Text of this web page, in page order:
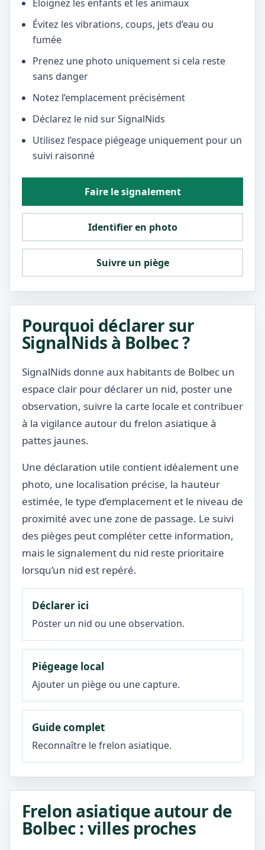
Éloignez les enfants et les animaux
Évitez les vibrations, coups, jets d’eau ou
fumée
Prenez une photo uniquement si cela reste
sans danger
Notez l’emplacement précisément
Déclarez le nid sur SignalNids
Utilisez l’espace piégeage uniquement pour un
suivi raisonné
Faire le signalement
Identifier en photo
Suivre un piège
Pourquoi déclarer sur
SignalNids à Bolbec ?
SignalNids donne aux habitants de Bolbec un
espace clair pour déclarer un nid, poster une
observation, suivre la carte locale et contribuer
à la vigilance autour du frelon asiatique à
pattes jaunes.
Une déclaration utile contient idéalement une
photo, une localisation précise, la hauteur
estimée, le type d’emplacement et le niveau de
proximité avec une zone de passage. Le suivi
des pièges peut compléter cette information,
mais le signalement du nid reste prioritaire
lorsqu’un nid est repéré.
Déclarer ici
Poster un nid ou une observation.
Piégeage local
Ajouter un piège ou une capture.
Guide complet
Reconnaître le frelon asiatique.
Frelon asiatique autour de
Bolbec : villes proches